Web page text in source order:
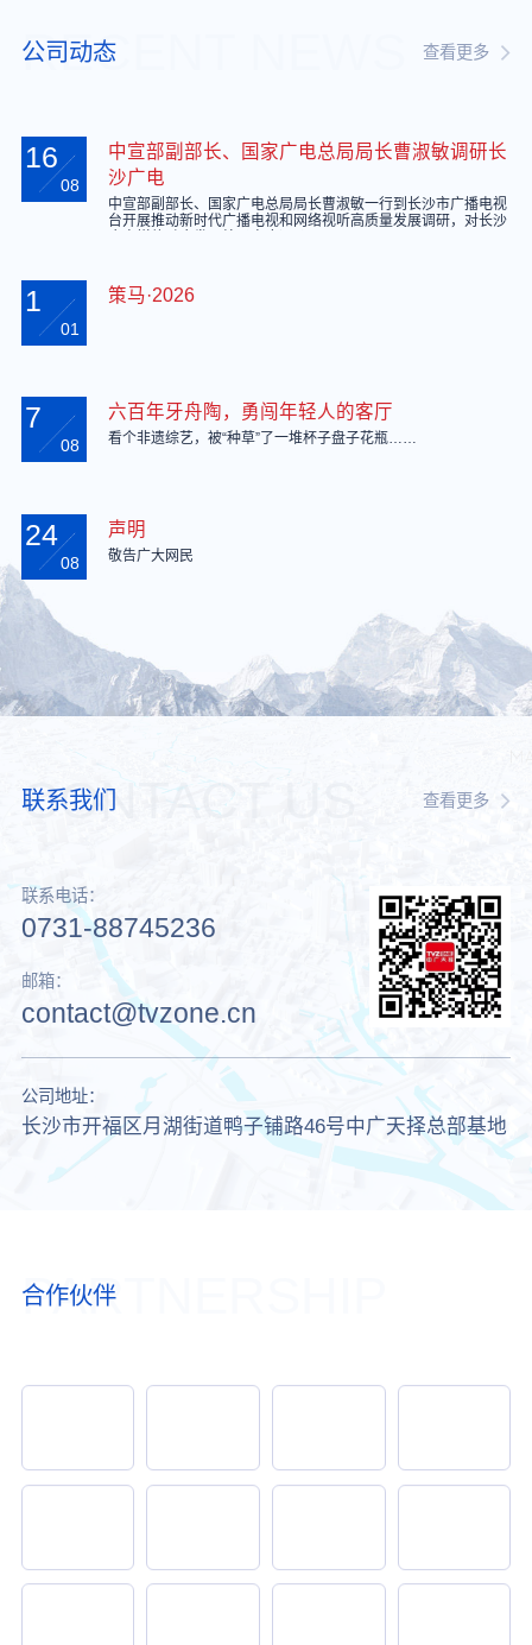
RECENT NEWS
公司动态 查看更多
16
08
中宣部副部长、国家广电总局局长曹淑敏调研长
沙广电
中宣部副部长、国家广电总局局长曹淑敏一行到长沙市广播电视
台开展推动新时代广播电视和网络视听高质量发展调研，对长沙
1
01
策马·2026
7
08
六百年牙舟陶，勇闯年轻人的客厅
看个非遗综艺，被“种草”了一堆杯子盘子花瓶……
24
08
声明
敬告广大网民
CONTACT US
联系我们 查看更多
联系电话：
0731-88745236
邮箱：
contact@tvzone.cn
公司地址：
长沙市开福区月湖街道鸭子铺路46号中广天择总部基地
PARTNERSHIP
合作伙伴